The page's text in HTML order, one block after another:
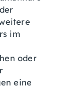
im
oder
eine